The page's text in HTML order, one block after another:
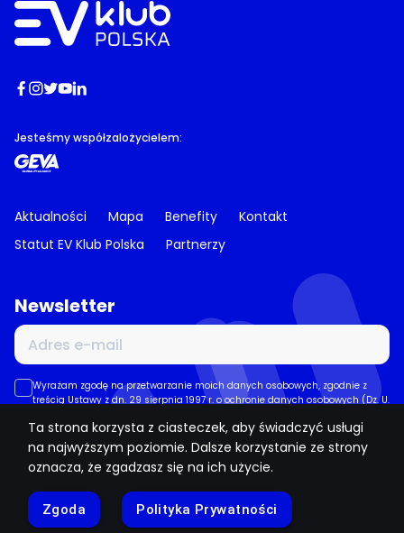
Jesteśmy współzalożycielem:
Aktualności Mapa Benefity
Kontakt
Statut EV Klub Polska
Partnerzy
Newsletter
Wyrażam zgodę na przetwarzanie moich danych osobowych, zgodnie z
treścią Ustawy z dn. 29 sierpnia 1997 r. o ochronie danych osobowych (Dz. U.
Wyślij
Ta strona korzysta z ciasteczek, aby świadczyć usługi
na najwyższym poziomie. Dalsze korzystanie ze strony
oznacza, że zgadzasz się na ich użycie.
Zgoda Polityka Prywatności